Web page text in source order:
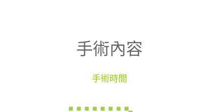
手術內容
手術時間